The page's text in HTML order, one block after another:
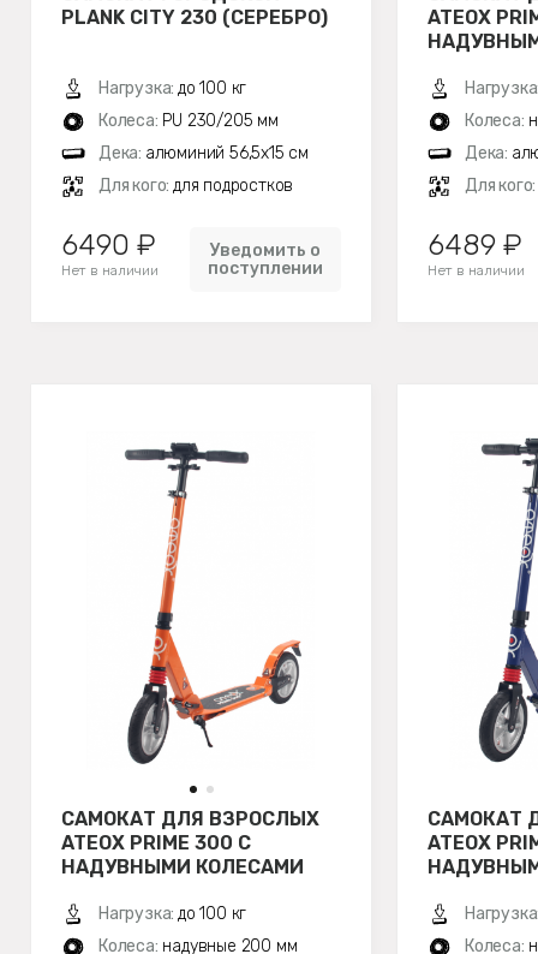
PLANK CITY 230 (СЕРЕБРО)
Нагрузка: до 100 кг
Колеса: PU 230/205 мм
Дека: алюминий 56,5х15 см
Для кого: для подростков
6490 ₽
Нет в наличии
Уведомить о
поступлении
ATEOX
Колеса:
Дека:
Для кого:
6489 ₽
Нет в наличии
САМОКАТ ДЛЯ ВЗРОСЛЫХ
ATEOX PRIME 300 С
НАДУВНЫМИ КОЛЕСАМИ
Нагрузка: до 100 кг
Колеса: надувные 200 мм
САМОКАТ
ATEOX
Колеса: